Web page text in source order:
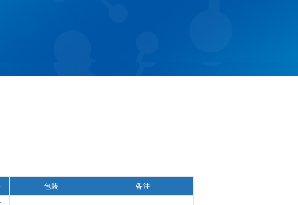
包装 备注